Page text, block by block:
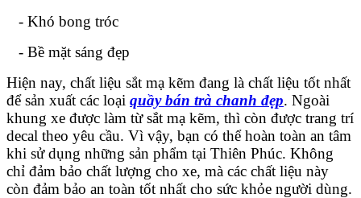
- Khó bong tróc
- Bề mặt sáng đẹp
Hiện nay, chất liệu sắt mạ kẽm đang là chất liệu tốt nhất
để sản xuất các loại quầy bán trà chanh đẹp. Ngoài
khung xe được làm từ sắt mạ kẽm, thì còn được trang trí
decal theo yêu cầu. Vì vậy, bạn có thể hoàn toàn an tâm
khi sử dụng những sản phẩm tại Thiên Phúc. Không
chỉ đảm bảo chất lượng cho xe, mà các chất liệu này
còn đảm bảo an toàn tốt nhất cho sức khỏe người dùng.